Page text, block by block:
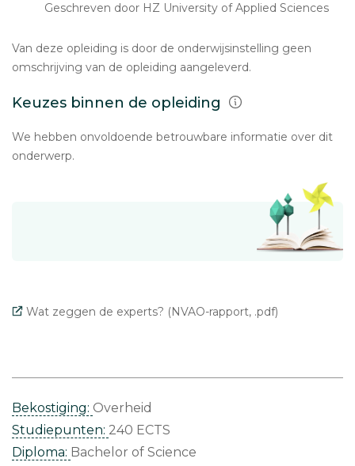
Geschreven door HZ University of Applied Sciences
Van deze opleiding is door de onderwijsinstelling geen
omschrijving van de opleiding aangeleverd.
Keuzes binnen de opleiding
We hebben onvoldoende betrouwbare informatie over dit
onderwerp.
Wat zeggen de experts? (NVAO-rapport, .pdf)
Bekostiging: Overheid
Studiepunten: 240 ECTS
Diploma: Bachelor of Science